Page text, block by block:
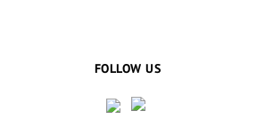
FOLLOW US